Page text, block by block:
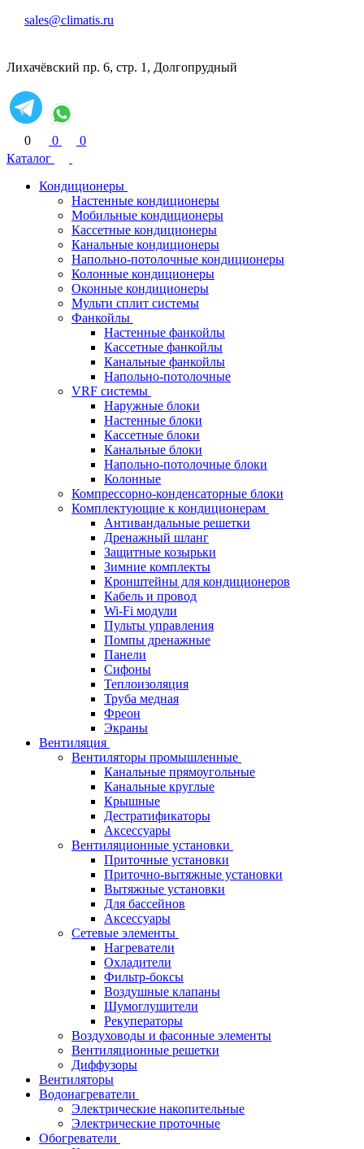
sales@climatis.ru
Лихачёвский пр. 6, стр. 1, Долгопрудный
0 0
0
Каталог
Кондиционеры
Настенные кондиционеры
Мобильные кондиционеры
Кассетные кондиционеры
Канальные кондиционеры
Напольно-потолочные кондиционеры
Колонные кондиционеры
Оконные кондиционеры
Мульти сплит системы
Фанкойлы
Настенные фанкойлы
Кассетные фанкойлы
Канальные фанкойлы
Напольно-потолочные
VRF системы
Наружные блоки
Настенные блоки
Кассетные блоки
Канальные блоки
Напольно-потолочные блоки
Колонные
Компрессорно-конденсаторные блоки
Комплектующие к кондиционерам
Антивандальные решетки
Дренажный шланг
Защитные козырьки
Зимние комплекты
Кронштейны для кондиционеров
Кабель и провод
Wi-Fi модули
Пульты управления
Помпы дренажные
Панели
Сифоны
Теплоизоляция
Труба медная
Фреон
Экраны
Вентиляция
Вентиляторы промышленные
Канальные прямоугольные
Канальные круглые
Крышные
Дестратификаторы
Аксессуары
Вентиляционные установки
Приточные установки
Приточно-вытяжные установки
Вытяжные установки
Для бассейнов
Аксессуары
Сетевые элементы
Нагреватели
Охладители
Фильтр-боксы
Воздушные клапаны
Шумоглушители
Рекуператоры
Воздуховоды и фасонные элементы
Вентиляционные решетки
Диффузоры
Вентиляторы
Водонагреватели
Электрические накопительные
Электрические проточные
Обогреватели